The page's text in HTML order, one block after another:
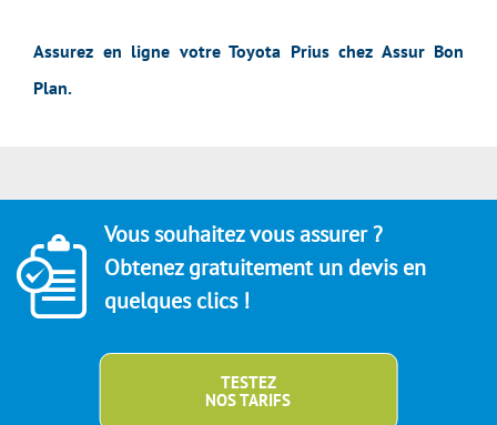
Assurez en ligne votre Toyota Prius chez Assur Bon
Plan.
Vous souhaitez vous assurer ?
Obtenez gratuitement un devis en
quelques clics !
TESTEZ
NOS TARIFS